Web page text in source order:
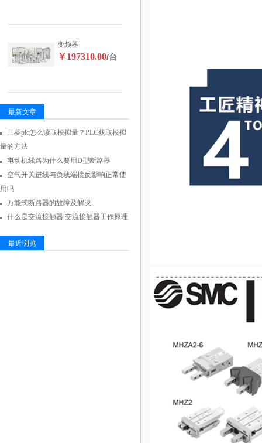
变频器
￥197310.00/台
最新文章
三菱plc怎么读取模拟量？PLC获取模拟
量的方法
电动机线路为什么要用D型断路器
空气开关进线与负载端接反影响正常使
用吗
万能式断路器的故障及解决
什么是交流接触器 交流接触器工作原理
最近浏览